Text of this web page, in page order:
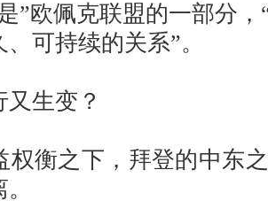
”欧佩克联盟的一部分
可持续的关系”。
生变？
衡之下，拜登的中东之